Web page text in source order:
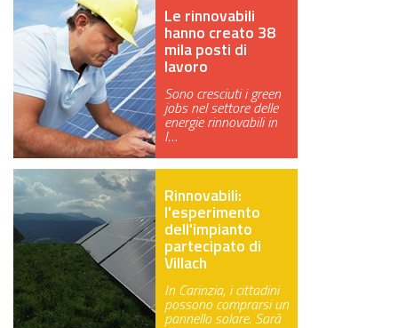
Le rinnovabili
hanno creato 38
mila posti di
lavoro
Sono cresciuti i green
jobs nel settore delle
energie rinnovabili in
I…
Rinnovabili:
l'esperimento
dell'impianto
partecipato di
Villach
In Carinzia, i cittadini
possono comprarsi un
pannello solare. Sarà